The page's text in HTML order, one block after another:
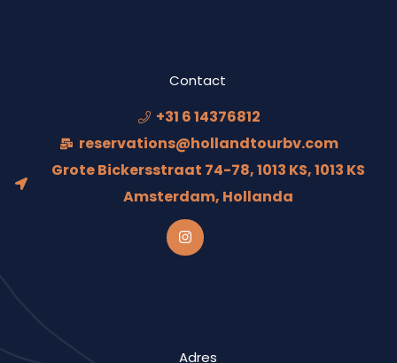
Contact
+31 6 14376812
reservations@hollandtourbv.com
Grote Bickersstraat 74-78, 1013 KS, 1013 KS
Amsterdam, Hollanda
Adres